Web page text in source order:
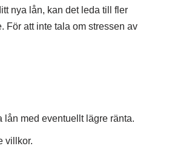
nya lån, kan det leda till fler
För att inte tala om stressen av
med eventuellt lägre ränta.
villkor.